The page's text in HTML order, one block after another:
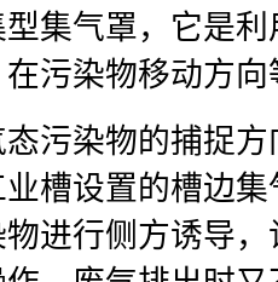
集气罩，它是
在污染物移动方
污染物的捕捉
槽设置的槽边
进行侧方诱导